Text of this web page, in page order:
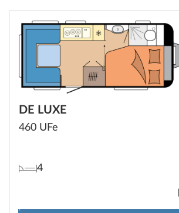
DE LUXE
460 UFe
4